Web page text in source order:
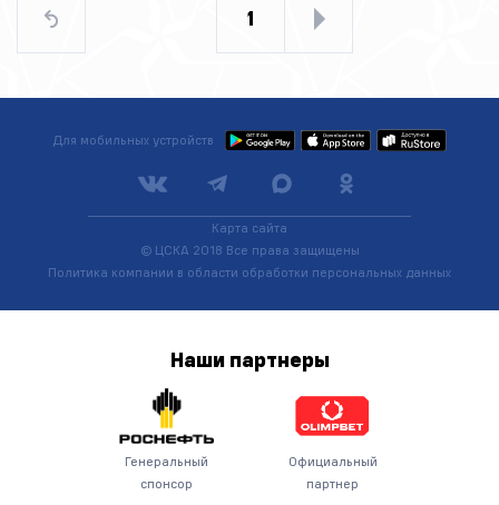
1
© ЦСКА 2018 Все права защищены
Политика компании в области обработки персональных данных
Карта сайта
Для мобильных устройств
Наши партнеры
Генеральный
спонсор
Официальный
партнер